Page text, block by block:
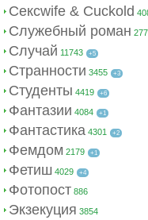
Сексwife & Cuckold
Служебный роман
Случай 11743 +5
Странности 3455 +3
Студенты 4419 +6
Фантазии 4084 +1
Фантастика 4301 +2
Фемдом 2179 +1
Фетиш 4029 +4
Фотопост 886
Экзекуция 3854